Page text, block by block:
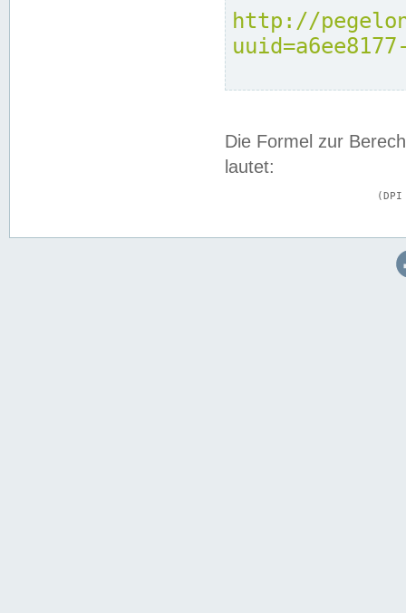
http://
Die Formel zur
lautet: